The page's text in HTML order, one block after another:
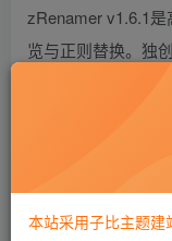
zRenamer v1.6.1
览与正则替换。独
件仅需100毫秒。
美解决摄影、设计
本站采用子比主题建